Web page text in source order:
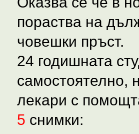
пораства на
човешки пръст.
24 годишната
самостоятелно,
лекари с
5 снимки: